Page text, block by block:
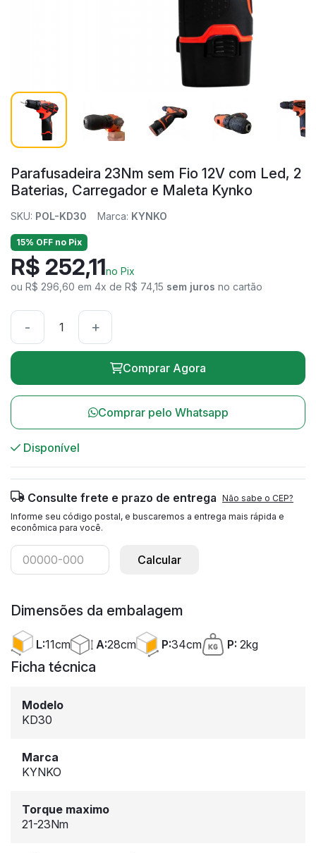
Parafusadeira 23Nm sem Fio 12V com Led, 2
Baterias, Carregador e Maleta Kynko
SKU: POL-KD30 Marca: KYNKO
15% OFF no Pix
R$ 252,11no Pix
ou R$ 296,60 em 4x de R$ 74,15 sem juros no cartão
- +
Comprar Agora
Comprar pelo Whatsapp
Disponível
Consulte frete e prazo de entrega Não sabe o CEP?
Informe seu código postal, e buscaremos a entrega mais rápida e
econômica para você.
Calcular
Dimensões da embalagem
L:11cm A:28cm P:34cm P: 2kg
Ficha técnica
Modelo
KD30
Marca
KYNKO
Torque maximo
21-23Nm